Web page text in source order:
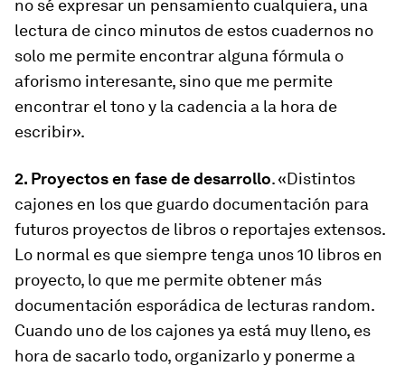
no sé expresar un pensamiento cualquiera, una
lectura de cinco minutos de estos cuadernos no
solo me permite encontrar alguna fórmula o
aforismo interesante, sino que me permite
encontrar el tono y la cadencia a la hora de
escribir».
2. Proyectos en fase de desarrollo. «Distintos
cajones en los que guardo documentación para
futuros proyectos de libros o reportajes extensos.
Lo normal es que siempre tenga unos 10 libros en
proyecto, lo que me permite obtener más
documentación esporádica de lecturas random.
Cuando uno de los cajones ya está muy lleno, es
hora de sacarlo todo, organizarlo y ponerme a